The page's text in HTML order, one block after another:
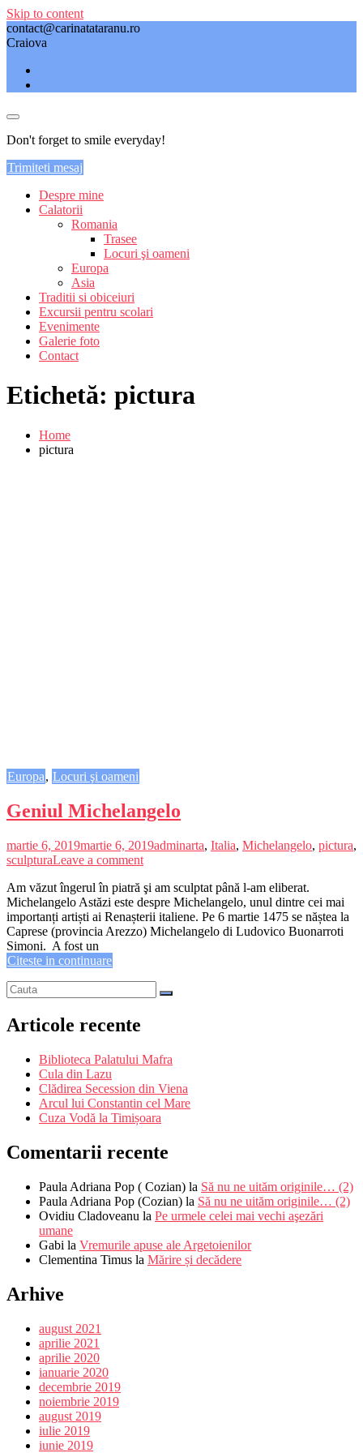
Skip to content
contact@carinatataranu.ro
Craiova
Don't forget to smile everyday!
Trimiteti mesaj
Despre mine
Calatorii
Romania
Trasee
Locuri şi oameni
Europa
Asia
Traditii si obiceiuri
Excursii pentru scolari
Evenimente
Galerie foto
Contact
Etichetă: pictura
Home
pictura
Europa, Locuri şi oameni
Geniul Michelangelo
martie 6, 2019martie 6, 2019adminarta, Italia, Michelangelo, pictura,
sculpturaLeave a comment
Am văzut îngerul în piatră şi am sculptat până l-am eliberat.
Michelangelo Astăzi este despre Michelangelo, unul dintre cei mai
importanți artiști ai Renașterii italiene. Pe 6 martie 1475 se năștea la
Caprese (provincia Arezzo) Michelangelo di Ludovico Buonarroti
Simoni. A fost un
Citeste in continuare
Articole recente
Biblioteca Palatului Mafra
Cula din Lazu
Clădirea Secession din Viena
Arcul lui Constantin cel Mare
Cuza Vodă la Timișoara
Comentarii recente
Paula Adriana Pop ( Cozian) la Să nu ne uităm originile… (2)
Paula Adriana Pop (Cozian) la Să nu ne uităm originile… (2)
Ovidiu Cladoveanu la Pe urmele celei mai vechi aşezări
umane
Gabi la Vremurile apuse ale Argetoienilor
Clementina Timus la Mărire și decădere
Arhive
august 2021
aprilie 2021
aprilie 2020
ianuarie 2020
decembrie 2019
noiembrie 2019
august 2019
iulie 2019
iunie 2019